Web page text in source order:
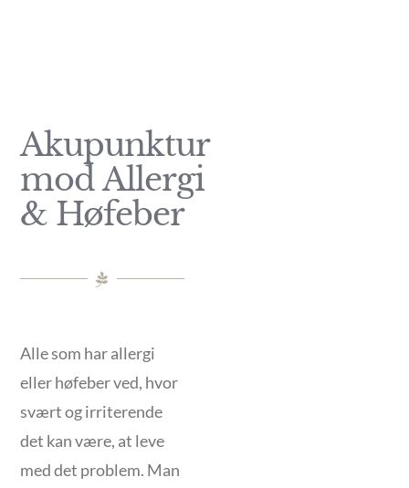
Akupunktur
mod Allergi
& Høfeber
Alle som har allergi
eller høfeber ved, hvor
svært og irriterende
det kan være, at leve
med det problem. Man